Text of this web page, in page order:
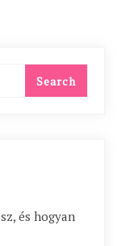
és hogyan